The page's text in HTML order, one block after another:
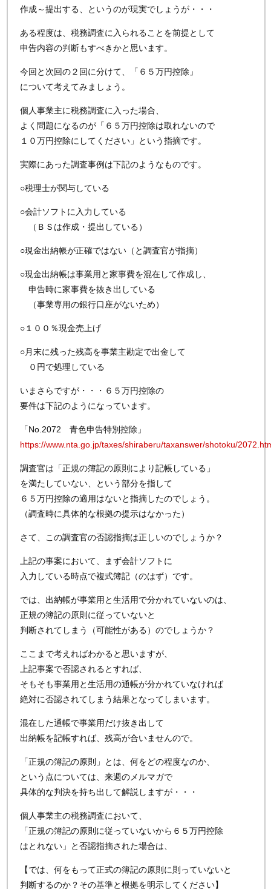
作成～提出する、というのが現実でしょうが・・・
ある程度は、税務調査に入られることを前提として
申告内容の判断もすべきかと思います。
今回と次回の２回に分けて、「６５万円控除」
について考えてみましょう。
個人事業主に税務調査に入った場合、
よく問題になるのが「６５万円控除は取れないので
１０万円控除にしてください」という指摘です。
実際にあった調査事例は下記のようなものです。
○税理士が関与している
○会計ソフトに入力している
（ＢＳは作成・提出している）
○現金出納帳が正確ではない（と調査官が指摘）
○現金出納帳は事業用と家事費を混在して作成し、
申告時に家事費を抜き出している
（事業専用の銀行口座がないため）
○１００％現金売上げ
○月末に残った残高を事業主勘定で出金して
０円で処理している
いまさらですが・・・６５万円控除の
要件は下記のようになっています。
「No.2072 青色申告特別控除」
https://www.nta.go.jp/taxes/shiraberu/taxanswer/shotoku/
調査官は「正規の簿記の原則により記帳している」
を満たしていない、という部分を指して
６５万円控除の適用はないと指摘したのでしょう。
（調査時に具体的な根拠の提示はなかった）
さて、この調査官の否認指摘は正しいのでしょうか？
上記の事案において、まず会計ソフトに
入力している時点で複式簿記（のはず）です。
では、出納帳が事業用と生活用で分かれていないのは、
正規の簿記の原則に従っていないと
判断されてしまう（可能性がある）のでしょうか？
ここまで考えればわかると思いますが、
上記事案で否認されるとすれば、
そもそも事業用と生活用の通帳が分かれていなければ
絶対に否認されてしまう結果となってしまいます。
混在した通帳で事業用だけ抜き出して
出納帳を記帳すれば、残高が合いませんので。
「正規の簿記の原則」とは、何をどの程度なのか、
という点については、来週のメルマガで
具体的な判決を持ち出して解説しますが・・・
個人事業主の税務調査において、
「正規の簿記の原則に従っていないから６５万円控除
はとれない」と否認指摘された場合は、
【では、何をもって正式の簿記の原則に則っていないと
判断するのか？その基準と根拠を明示してください】